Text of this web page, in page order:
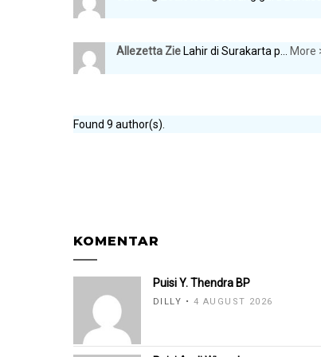
Allezetta Zie Lahir di Surakarta p... More
Found 9 author(s).
KOMENTAR
Puisi Y. Thendra BP
DILLY 4 AUGUST 2026